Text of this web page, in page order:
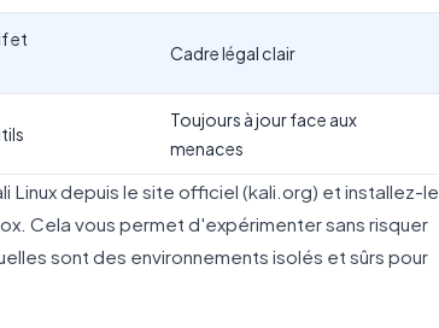
et
Cadre légal clair
Toujours à jour face aux
menaces
Linux depuis le site officiel (kali.org) et installez-le
Cela vous permet d'expérimenter sans risquer
sont des environnements isolés et sûrs pour